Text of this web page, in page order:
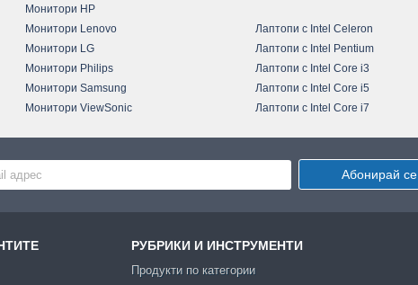
Монитори HP
Монитори Lenovo
Монитори LG
Монитори Philips
Монитори Samsung
Монитори ViewSonic
Лаптопи с Intel Celeron
Лаптопи с Intel Pentium
Лаптопи с Intel Core i3
Лаптопи с Intel Core i5
Лаптопи с Intel Core i7
Абонирай се
РУБРИКИ И ИНСТРУМЕНТИ
Продукти по категории